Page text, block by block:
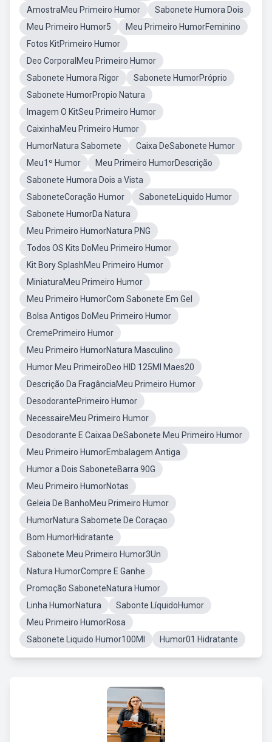
AmostraMeu Primeiro Humor
Sabonete Humora Dois
Meu Primeiro Humor5
Meu Primeiro HumorFeminino
Fotos KitPrimeiro Humor
Deo CorporalMeu Primeiro Humor
Sabonete Humora Rigor
Sabonete HumorPróprio
Sabonete HumorPropio Natura
Imagem O KitSeu Primeiro Humor
CaixinhaMeu Primeiro Humor
HumorNatura Sabomete
Caixa DeSabonete Humor
Meu1º Humor
Meu Primeiro HumorDescrição
Sabonete Humora Dois a Vista
SaboneteCoração Humor
SaboneteLiquido Humor
Sabonete HumorDa Natura
Meu Primeiro HumorNatura PNG
Todos OS Kits DoMeu Primeiro Humor
Kit Bory SplashMeu Primeiro Humor
MiniaturaMeu Primeiro Humor
Meu Primeiro HumorCom Sabonete Em Gel
Bolsa Antigos DoMeu Primeiro Humor
CremePrimeiro Humor
Meu Primeiro HumorNatura Masculino
Humor Meu PrimeiroDeo HID 125Ml Maes20
Descrição Da FragânciaMeu Primeiro Humor
DesodorantePrimeiro Humor
NecessaireMeu Primeiro Humor
Desodorante E Caixaa DeSabonete Meu Primeiro Humor
Meu Primeiro HumorEmbalagem Antiga
Humor a Dois SaboneteBarra 90G
Meu Primeiro HumorNotas
Geleia De BanhoMeu Primeiro Humor
HumorNatura Sabomete De Coraçao
Bom HumorHidratante
Sabonete Meu Primeiro Humor3Un
Natura HumorCompre E Ganhe
Promoção SaboneteNatura Humor
Linha HumorNatura
Sabonte LíquidoHumor
Meu Primeiro HumorRosa
Sabonete Liquido Humor100Ml
Humor01 Hidratante